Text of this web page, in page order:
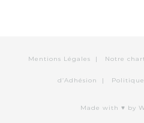
Mentions Légales | Notre
d’Adhésion |
Made with ♥ by